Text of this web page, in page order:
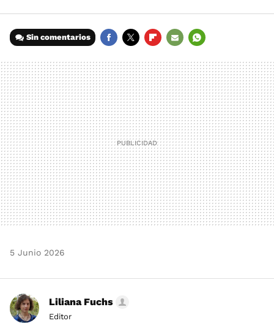
Sin comentarios
MAIL
5 Junio 2026
Liliana Fuchs
Editor